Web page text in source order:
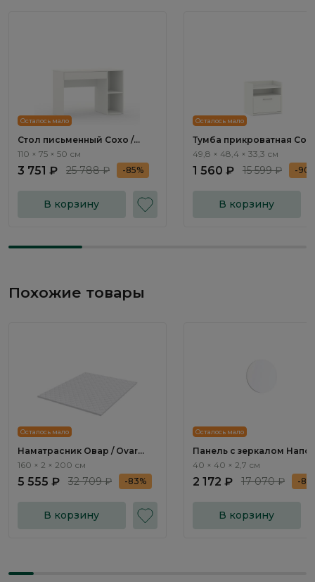
Осталось мало
Стол письменный Сохо /
Soho МП.001
110 × 75 × 50 см
3 751 ₽ 25 788 ₽ -85%
В корзину
Осталось мало
Тумба прикроватная
Soho МП.002
49,8 × 48,4 × 33,3 см
1 560 ₽ 15 599 ₽ -
В корзину
Похожие товары
Осталось мало
Наматрасник Овар / Ovar
160х200 см
160 × 2 × 200 см
5 555 ₽ 32 709 ₽ -83%
В корзину
Осталось мало
Панель с зеркалом
Napoli NP058.0
40 × 40 × 2,7 см
2 172 ₽ 17 070 ₽ -
В корзину